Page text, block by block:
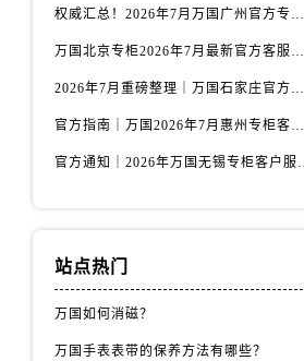
权威汇总！2026年7月万国广州官方专柜客户服务电话及门店名录
万国北京专柜2026年7月最新官方客服热线｜门店信息及服务攻略发布
2026年7月重磅整理｜万国石家庄官方专柜服务电话&客户服务中心公告
官方指南｜万国2026年7月惠州专柜客户服务热线与门店信息全攻略
官方通知｜2026年万国无
站点热门
万国如何消磁？
万国手表表带的保养方法有哪些？